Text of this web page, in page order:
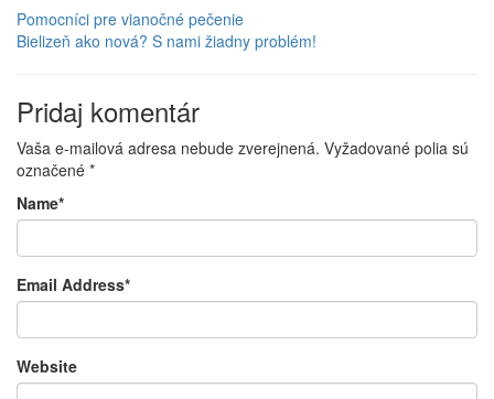
Pomocníci pre vianočné pečenie
Bielizeň ako nová? S nami žiadny problém!
Pridaj komentár
Vaša e-mailová adresa nebude zverejnená. Vyžadované polia sú
označené *
Name*
Email Address*
Website